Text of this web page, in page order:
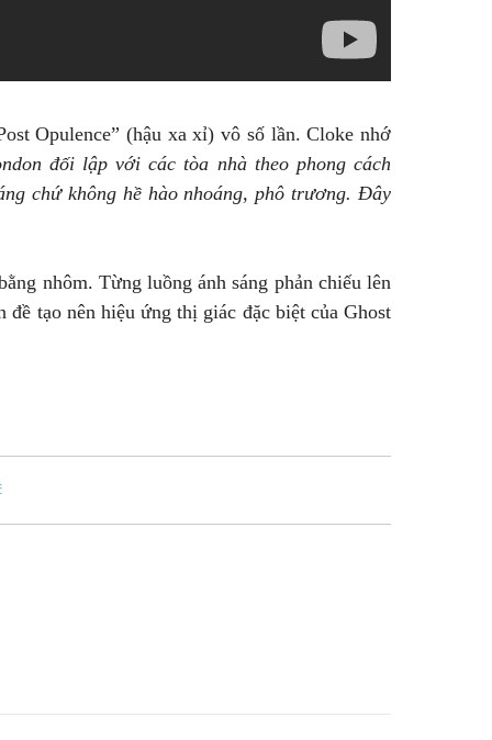
Opulence” (hậu xa xỉ) vô số lần. Cloke nhớ
đối lập với các tòa nhà theo phong cách
chứ không hề hào nhoáng, phô trương. Đây
nhôm. Từng luồng ánh sáng phản chiếu lên
tạo nên hiệu ứng thị giác đặc biệt của Ghost